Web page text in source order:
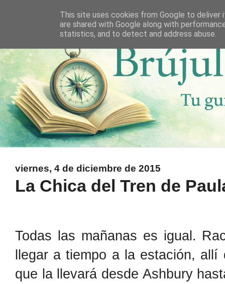
viernes, 4 de diciembre de 2015
La Chica del Tren de
Todas las mañanas es igual.
llegar a tiempo a la estación,
que la llevará desde Ashbury
This site uses cookies from Google to deliver
are shared with Google along with
statistics, and to detect and address abuse.